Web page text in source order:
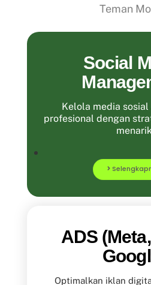
Teman
Social
Kelola media sosial
profesional dengan
menarik
ADS
Optimalkan iklan